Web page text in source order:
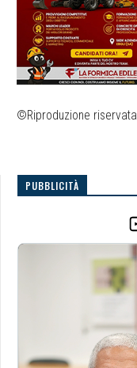
©Riproduzione riservata
PUBBLICITÀ